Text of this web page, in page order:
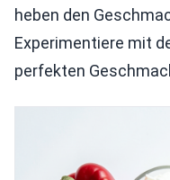
heben den
Experimentiere mit
perfekten